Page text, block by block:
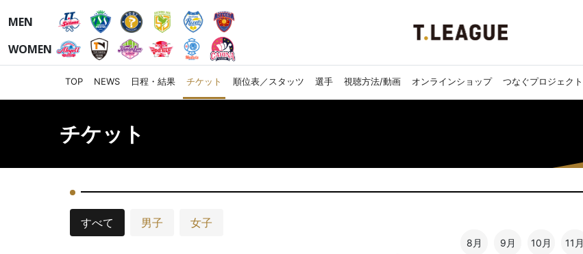
MEN
WOMEN
TOP NEWS 日程・結果 チケット 順位表／スタッツ 選手 視聴方法/動画 オンラインショップ つなぐプロジェクト
チケット
すべて 男子 女子
8月 9月 10月 11月